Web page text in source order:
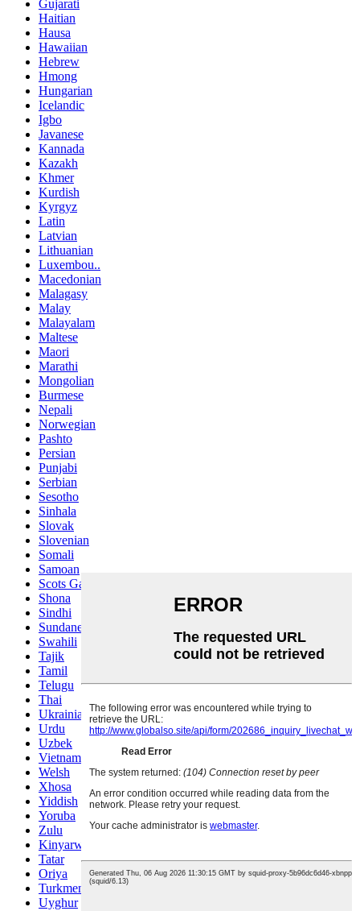
Gujarati
Haitian
Hausa
Hawaiian
Hebrew
Hmong
Hungarian
Icelandic
Igbo
Javanese
Kannada
Kazakh
Khmer
Kurdish
Kyrgyz
Latin
Latvian
Lithuanian
Luxembou..
Macedonian
Malagasy
Malay
Malayalam
Maltese
Maori
Marathi
Mongolian
Burmese
Nepali
Norwegian
Pashto
Persian
Punjabi
Serbian
Sesotho
Sinhala
Slovak
Slovenian
Somali
Samoan
Scots Gaelic
Shona
Sindhi
Sundanese
Swahili
Tajik
Tamil
Telugu
Thai
Ukrainian
Urdu
Uzbek
Vietnamese
Welsh
Xhosa
Yiddish
Yoruba
Zulu
Kinyarwanda
Tatar
Oriya
Turkmen
Uyghur